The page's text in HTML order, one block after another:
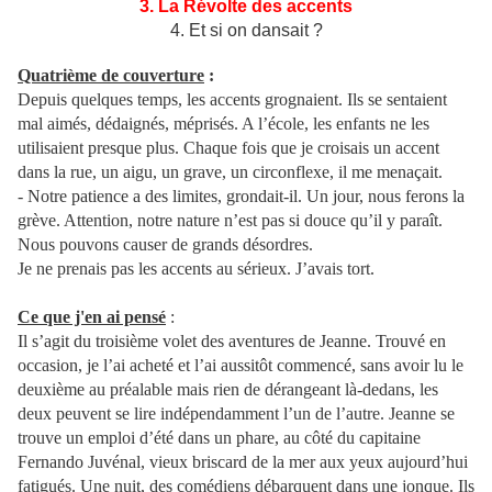
3. La Révolte des accents
4. Et si on dansait ?
Quatrième de couverture :
Depuis quelques temps, les accents grognaient. Ils se sentaient
mal aimés, dédaignés, méprisés. A l’école, les enfants ne les
utilisaient presque plus. Chaque fois que je croisais un accent
dans la rue, un aigu, un grave, un circonflexe, il me menaçait.
- Notre patience a des limites, grondait-il. Un jour, nous ferons la
grève. Attention, notre nature n’est pas si douce qu’il y paraît.
Nous pouvons causer de grands désordres.
Je ne prenais pas les accents au sérieux. J’avais tort.
Ce que j'en ai pensé :
Il s’agit du troisième volet des aventures de Jeanne. Trouvé en
occasion, je l’ai acheté et l’ai aussitôt commencé, sans avoir lu le
deuxième au préalable mais rien de dérangeant là-dedans, les
deux peuvent se lire indépendamment l’un de l’autre. Jeanne se
trouve un emploi d’été dans un phare, au côté du capitaine
Fernando Juvénal, vieux briscard de la mer aux yeux aujourd’hui
fatigués. Une nuit, des comédiens débarquent dans une jonque. Ils